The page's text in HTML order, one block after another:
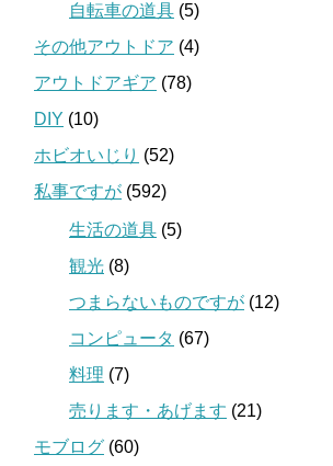
自転車の道具 (5)
その他アウトドア (4)
アウトドアギア (78)
DIY (10)
ホビオいじり (52)
私事ですが (592)
生活の道具 (5)
観光 (8)
つまらないものですが (12)
コンピュータ (67)
料理 (7)
売ります・あげます (21)
モブログ (60)